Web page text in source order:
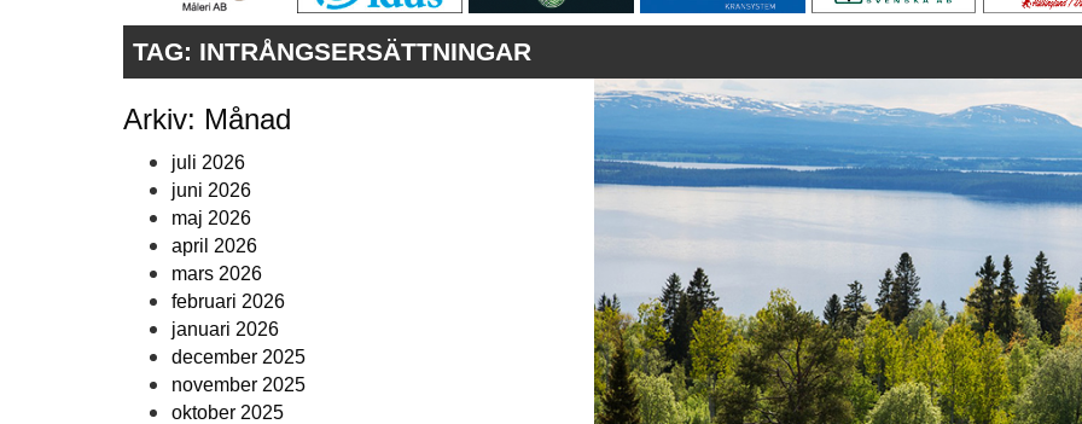
TAG: INTRÅNGSERSÄTTNINGAR
Arkiv: Månad
juli 2026
juni 2026
maj 2026
april 2026
mars 2026
februari 2026
januari 2026
december 2025
november 2025
oktober 2025